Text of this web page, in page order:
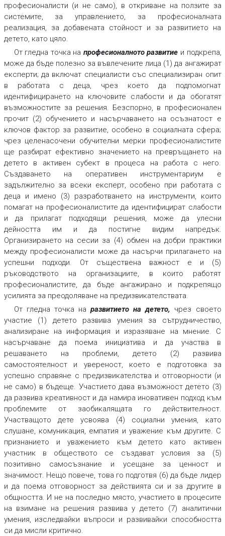
професионалисти (и не само), в откриване на ползите за
системите, за управлението, за професионалната
реализация, за добавената стойност и за развитието на
детето, като цяло.
От гледна точка на професионалното развитие и подкрепа,
може да бъде полезно за въвлечените лица (1) да ангажират
експерти; да включат специалисти със специализиран опит
в работата с деца, чрез което да подпомогнат
идентифицирането на ключовите слабости и да обогатят
възможностите за решения. Безспорно, в професионален
прочит (2) обучението и насърчаването на осъзнатост е
ключов фактор за развитие, особено в социалната сфера;
чрез целенасочени обучителни мерки професионалистите
ще разбират ефективно значението на превръщането на
детето в активен субект в процеса на работа с него.
Създаването на оперативен инструментариум е
задължително за всеки експерт, особено при работата с
деца и имено (3) разработването на инструменти, които
помагат на професионалистите да идентифицират слабости
и да прилагат подходящи решения, може да улесни
дейността им и да постигне видим напредък.
Организирането на сесии за (4) обмен на добри практики
между професионалисти може да насърчи прилагането на
успешни подходи. От съществена важност е и (5)
ръководството на организациите, в които работят
професионалистите, да бъде ангажирано и подкрепящо
усилията за преодоляване на предизвикателствата.
От гледна точка на развитието на детето, чрез своето
участие (1) детето развива умения за сътрудничество,
анализиране на информация и изразяване на мнение. С
насърчаване да поема инициатива и да участва в
решаването на проблеми, детето (2) развива
самостоятелност и увереност, което е подготовка за
успешно справяне с предизвикателства и отговорности (и
не само) в бъдеще. Участието дава възможност детето (3)
да развива креативност и да намира иновативен подход към
проблемите от заобикалящата го действителност.
Участващото дете усвоява (4) социални умения, като
слушане, комуникация, емпатия и уважение към другите. С
признанието и уважението към детето като активен
участник в обществото се създават условия за (5)
позитивно самосъзнание и усещане за ценност и
значимост. Нещо повече, това го подготвя (6) да бъде лидер
и да поема отговорност за действията си и за другите в
общността. И не на последно място, участието в процесите
на взимане на решения развива у детето (7) аналитични
умения, изследвайки въпроси и развивайки способността
си да мисли критично.